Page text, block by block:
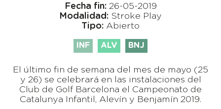
Fecha fin: 26-05-2019
Modalidad: Stroke Play
Tipo: Abierto
INF ALV BNJ
El último fin de semana del mes de mayo (25
y 26) se celebrará en las instalaciones del
Club de Golf Barcelona el Campeonato de
Catalunya Infantil, Alevín y Benjamín 2019.